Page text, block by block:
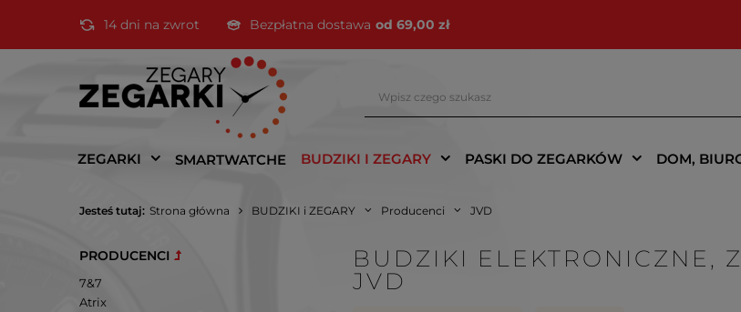
14 dni na zwrot Bezpłatna dostawa od 69,00 zł
ZEGARKI SMARTWATCHE BUDZIKI I ZEGARY PASKI DO ZEGARKÓW DOM,
Jesteś tutaj: Strona główna BUDZIKI i ZEGARY Producenci JVD
PRODUCENCI
7&7
Atrix
BUDZIKI ELEKTRONICZNE,
JVD